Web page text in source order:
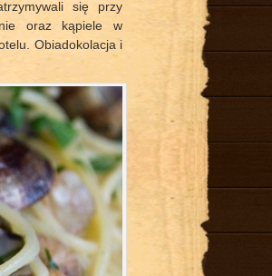
się przy
oraz kąpiele w
Obiadokolacja i